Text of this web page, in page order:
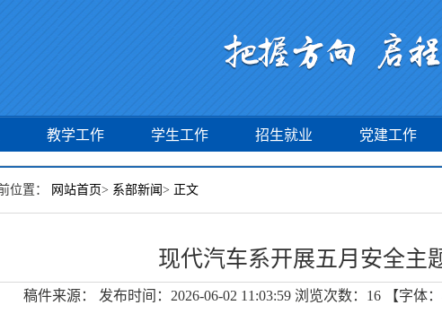
教学工作 学生工作 招生就业 党建工作
位置： 网站首页> 系部新闻 > 正文
现代汽车系开展五月安全主
稿件来源： 发布时间：2026-06-02 11:03:59 浏览次数： 16 【字体：